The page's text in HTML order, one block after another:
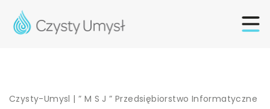
Czysty-Umysl |” M S J ” Przedsiębiorstwo Informatyczne